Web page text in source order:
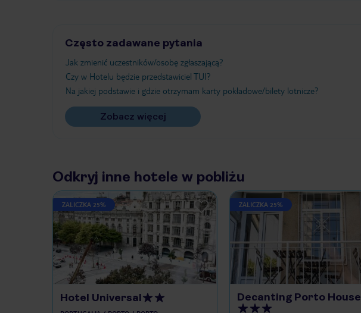
Często zadawane pytania
Jak zmienić uczestników/osobę zgłaszającą?
Czy w Hotelu będzie przedstawiciel TUI?
Na jakiej podstawie i gdzie otrzymam karty pokładowe/bilety lotnicze?
Zobacz więcej
Odkryj inne hotele w pobliżu
ZALICZKA 25%
Hotel Universal
ZALICZKA 25%
Decanting Porto House